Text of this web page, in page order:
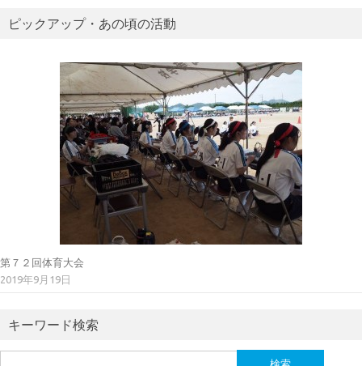
ピックアップ・あの頃の活動
第７２回体育大会
2019年9月19日
キーワード検索